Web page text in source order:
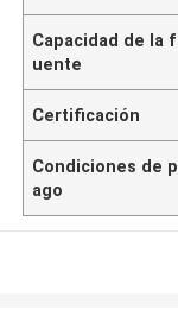
Capacidad de la f
uente
Certificación
Condiciones de p
ago